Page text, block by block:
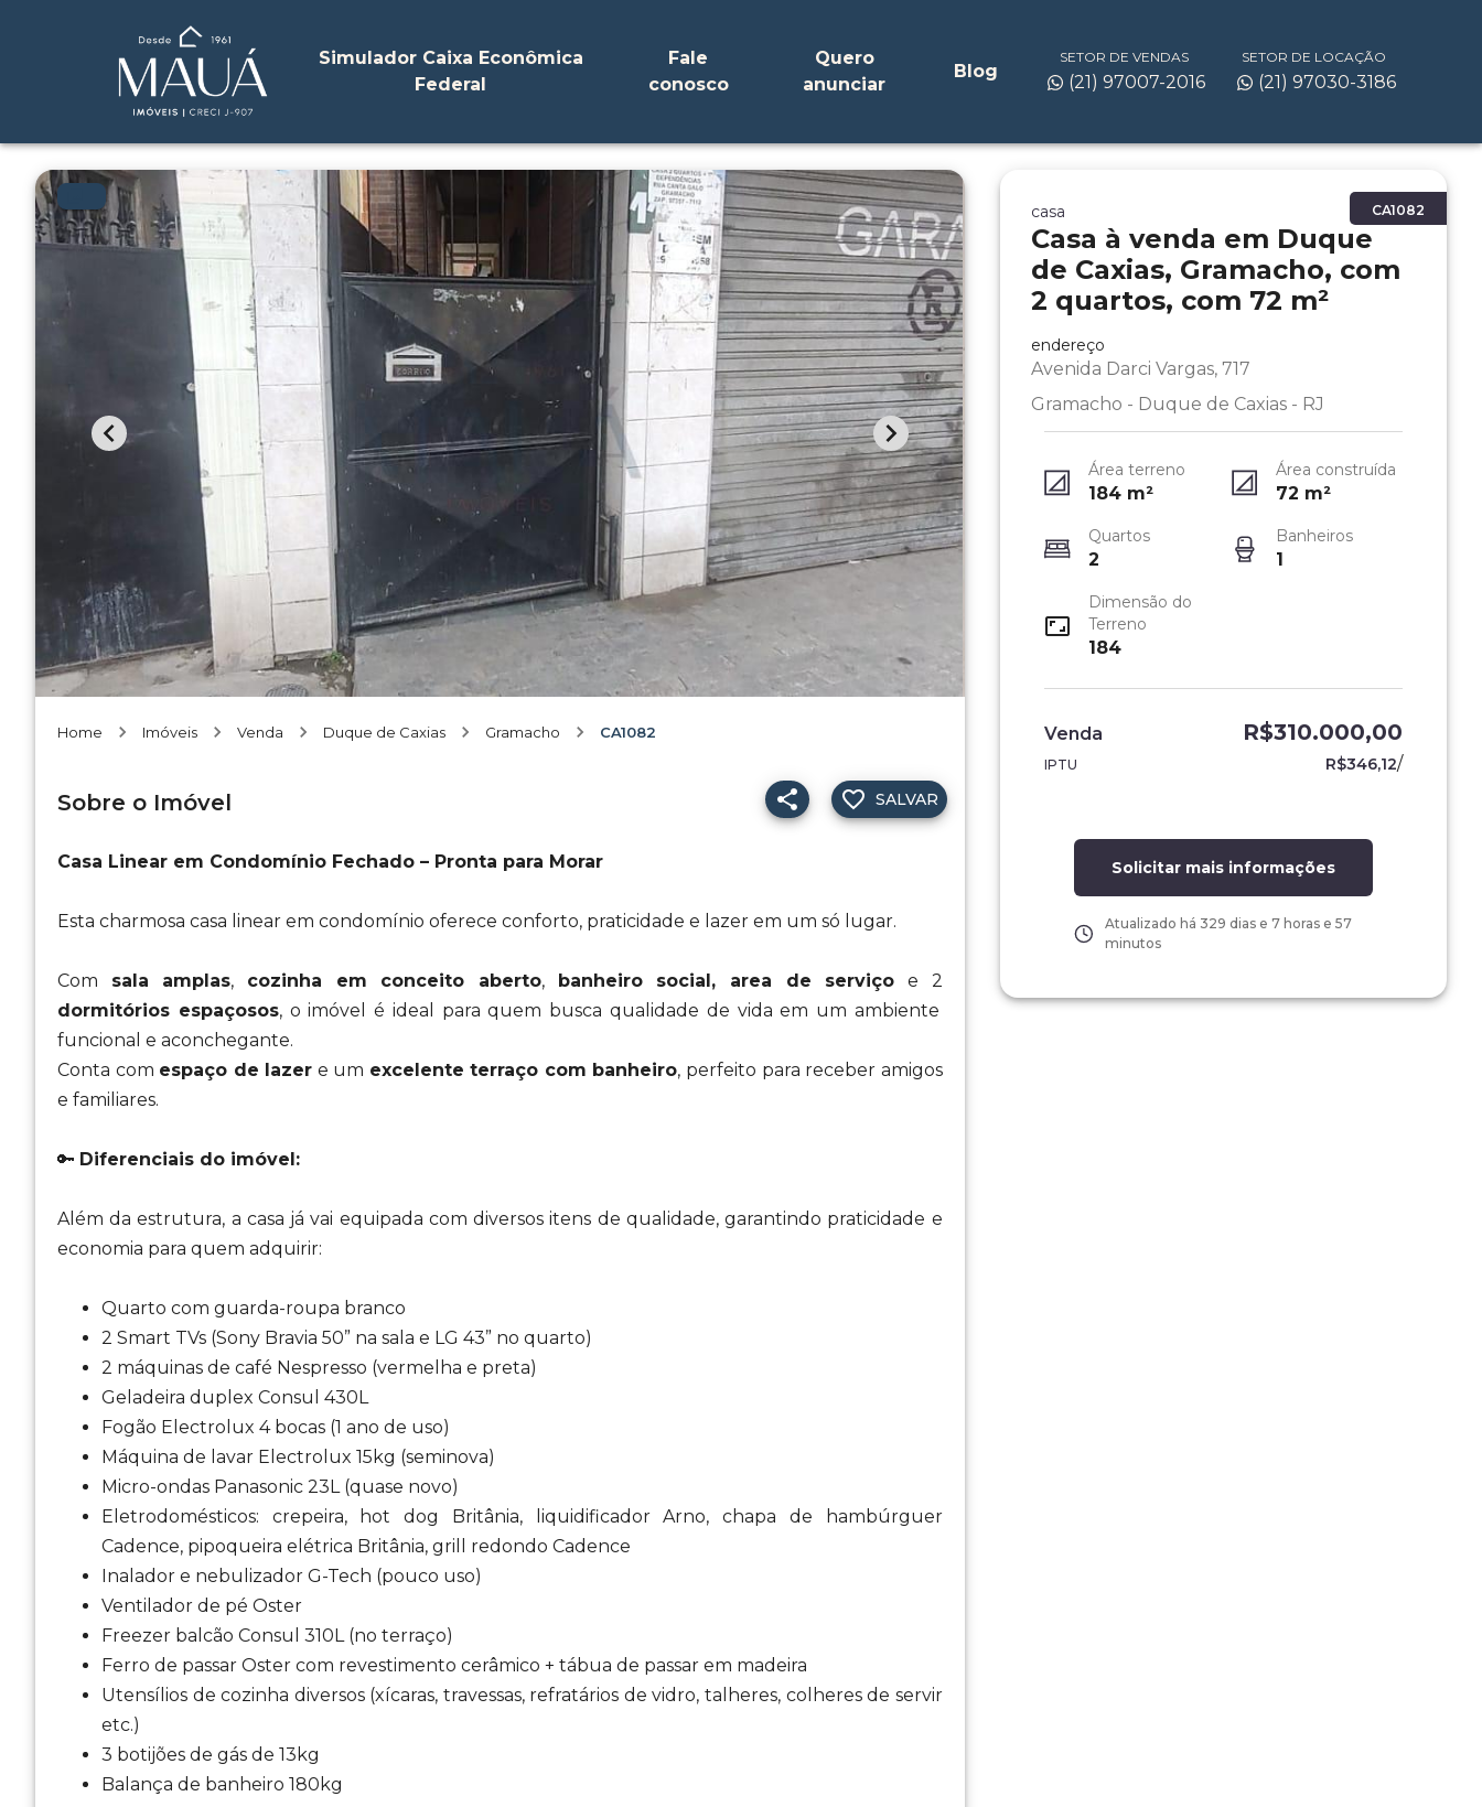
Simulador Caixa Econômica
Federal
Fale
conosco
Quero
anunciar
Blog
SETOR DE VENDAS
(21) 97007-2016
SETOR DE LOCAÇÃO
(21) 97030-3186
Home Imóveis Venda Duque de Caxias Gramacho CA1082
Sobre o Imóvel
Casa Linear em Condomínio Fechado – Pronta para Morar
Esta charmosa casa linear em condomínio oferece conforto, praticidade e lazer em um só lugar.
Com sala amplas, cozinha em conceito aberto, banheiro social, area de serviço e 2
dormitórios espaçosos, o imóvel é ideal para quem busca qualidade de vida em um ambiente
funcional e aconchegante.
Conta com espaço de lazer e um excelente terraço com banheiro, perfeito para receber amigos
e familiares.
🔑 Diferenciais do imóvel:
Além da estrutura, a casa já vai equipada com diversos itens de qualidade, garantindo praticidade e
economia para quem adquirir:
Quarto com guarda-roupa branco
2 Smart TVs (Sony Bravia 50” na sala e LG 43” no quarto)
2 máquinas de café Nespresso (vermelha e preta)
Geladeira duplex Consul 430L
Fogão Electrolux 4 bocas (1 ano de uso)
Máquina de lavar Electrolux 15kg (seminova)
Micro-ondas Panasonic 23L (quase novo)
Eletrodomésticos: crepeira, hot dog Britânia, liquidificador Arno, chapa de hambúrguer
Cadence, pipoqueira elétrica Britânia, grill redondo Cadence
Inalador e nebulizador G-Tech (pouco uso)
Ventilador de pé Oster
Freezer balcão Consul 310L (no terraço)
Ferro de passar Oster com revestimento cerâmico + tábua de passar em madeira
Utensílios de cozinha diversos (xícaras, travessas, refratários de vidro, talheres, colheres de servir
etc.)
3 botijões de gás de 13kg
Balança de banheiro 180kg
SALVAR
CA1082
casa
Casa à venda em Duque
de Caxias, Gramacho, com
2 quartos, com 72 m²
endereço
Avenida Darci Vargas, 717
Gramacho - Duque de Caxias - RJ
Área terreno
184m²
Área construída
72 m²
Quartos
2
Banheiros
1
Dimensão do
Terreno
184
Venda R$310.000,00
IPTU R$346,12/
Solicitar mais informações
Atualizado há 329 dias e 7 horas e 57
minutos